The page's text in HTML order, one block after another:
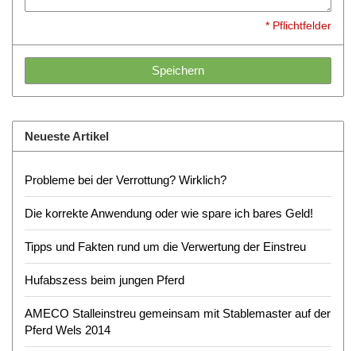
* Pflichtfelder
Speichern
Neueste Artikel
Probleme bei der Verrottung? Wirklich?
Die korrekte Anwendung oder wie spare ich bares Geld!
Tipps und Fakten rund um die Verwertung der Einstreu
Hufabszess beim jungen Pferd
AMECO Stalleinstreu gemeinsam mit Stablemaster auf der
Pferd Wels 2014